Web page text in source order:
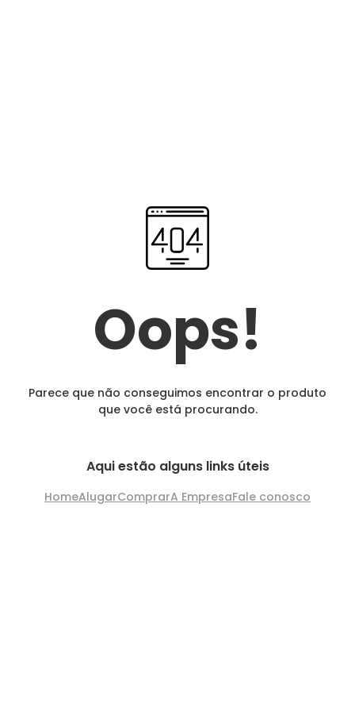
Oops!
Parece que não conseguimos encontrar o produto
que você está procurando.
Aqui estão alguns links úteis
HomeAlugarComprarA EmpresaFale conosco